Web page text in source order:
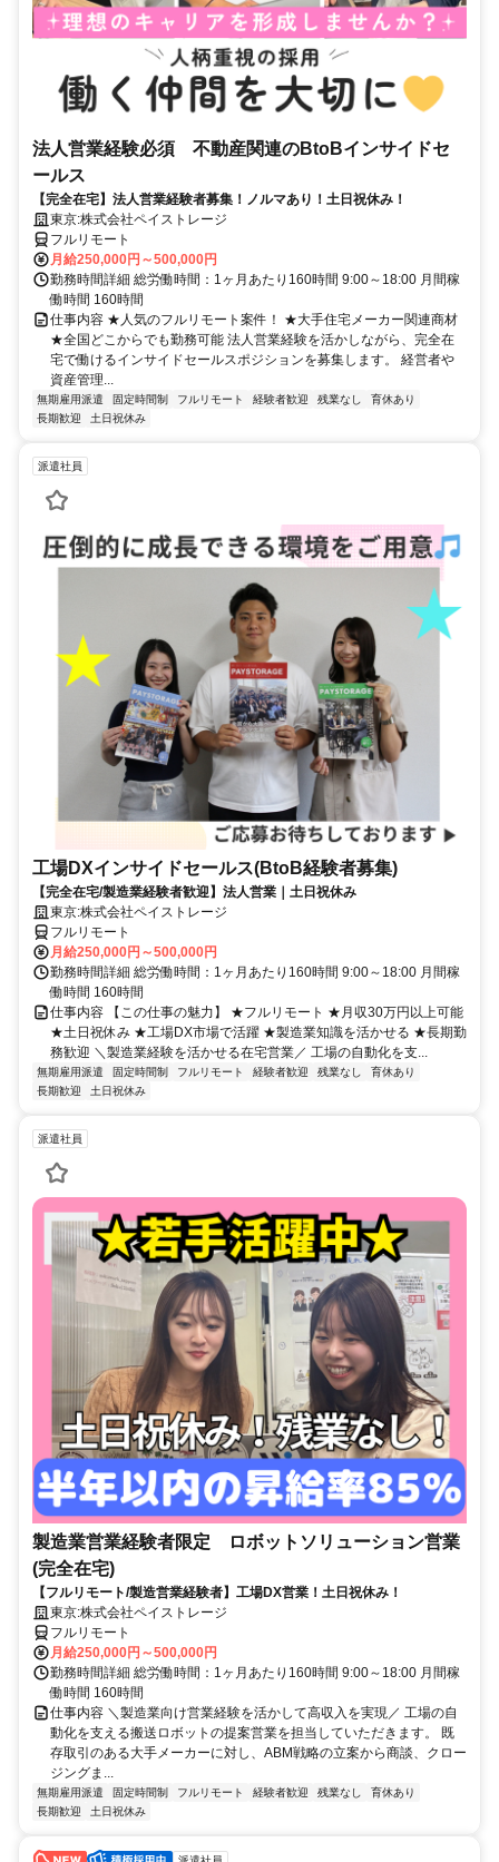
法人営業経験必須 不動産関連のBtoBインサイドセ
ールス
【完全在宅】法人営業経験者募集！ノルマあり！土日祝休み！
東京:株式会社ペイストレージ
フルリモート
月給250,000円～500,000円
勤務時間詳細 総労働時間：1ヶ月あたり160時間 9:00～18:00 月間稼
働時間 160時間
仕事内容 ★人気のフルリモート案件！ ★大手住宅メーカー関連商材
★全国どこからでも勤務可能 法人営業経験を活かしながら、完全在
宅で働けるインサイドセールスポジションを募集します。 経営者や
資産管理...
無期雇用派遣 固定時間制 フルリモート 経験者歓迎 残業なし
育休あり
長期歓迎
土日祝休み
派遣社員
工場DXインサイドセールス(BtoB経験者募集)
【完全在宅/製造業経験者歓迎】法人営業｜土日祝休み
東京:株式会社ペイストレージ
フルリモート
月給250,000円～500,000円
勤務時間詳細 総労働時間：1ヶ月あたり160時間 9:00～18:00 月間稼
働時間 160時間
仕事内容 【この仕事の魅力】 ★フルリモート ★月収30万円以上可能
★土日祝休み ★工場DX市場で活躍 ★製造業知識を活かせる ★長期勤
務歓迎 ＼製造業経験を活かせる在宅営業／ 工場の自動化を支...
無期雇用派遣 固定時間制 フルリモート 経験者歓迎 残業なし
育休あり
長期歓迎
土日祝休み
派遣社員
製造業営業経験者限定 ロボットソリューション営業
(完全在宅)
【フルリモート/製造営業経験者】工場DX営業！土日祝休み！
東京:株式会社ペイストレージ
フルリモート
月給250,000円～500,000円
勤務時間詳細 総労働時間：1ヶ月あたり160時間 9:00～18:00 月間稼
働時間 160時間
仕事内容 ＼製造業向け営業経験を活かして高収入を実現／ 工場の自
動化を支える搬送ロボットの提案営業を担当していただきます。 既
存取引のある大手メーカーに対し、ABM戦略の立案から商談、クロー
ジングま...
無期雇用派遣 固定時間制 フルリモート 経験者歓迎 残業なし
育休あり
長期歓迎
土日祝休み